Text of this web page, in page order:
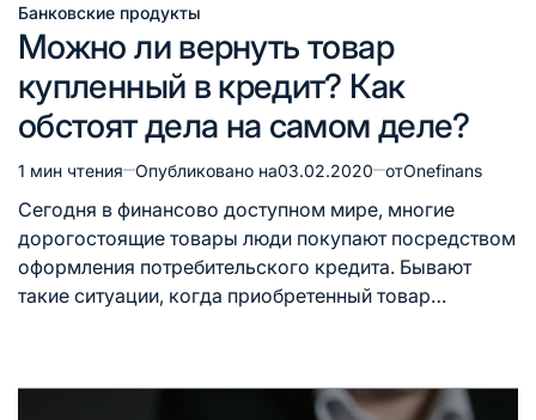
Опубликовано
в
Банковские продукты
Можно ли вернуть товар
купленный в кредит? Как
обстоят дела на самом деле?
Расчётное
время
чтения
1 мин чтения Опубликовано на03.02.2020 отOnefinans
Сегодня в финансово доступном мире, многие
дорогостоящие товары люди покупают посредством
оформления потребительского кредита. Бывают
такие ситуации, когда приобретенный товар…